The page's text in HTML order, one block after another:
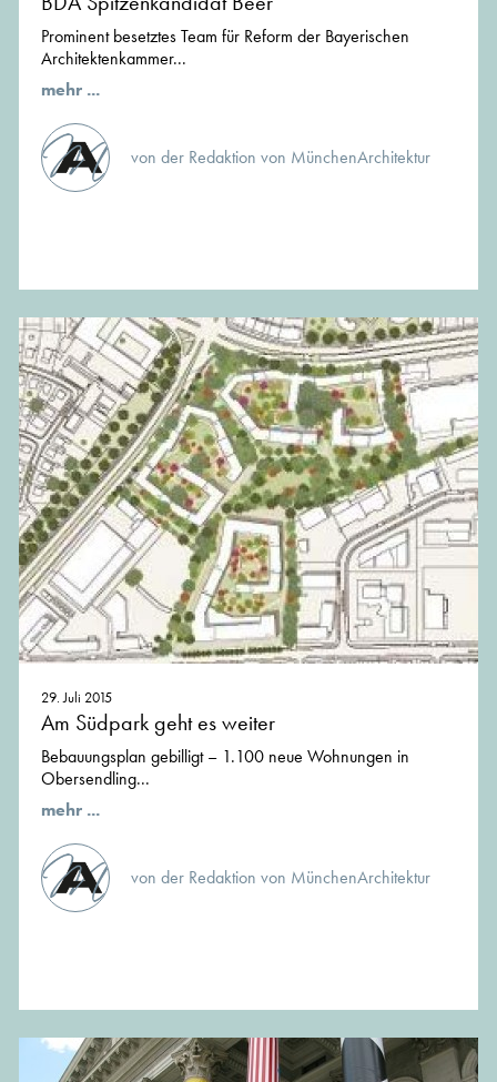
Prominent besetztes Team für Reform der Bayerischen
Architektenkammer...
mehr ...
von der Redaktion von MünchenArchitektur
29. Juli 2015
Am Südpark geht es weiter
Bebauungsplan gebilligt – 1.100 neue Wohnungen in
Obersendling...
mehr ...
von der Redaktion von MünchenArchitektur